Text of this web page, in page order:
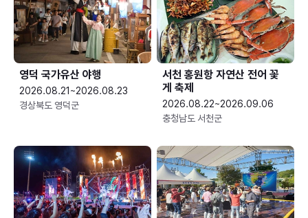
영덕 국가유산 야행
2026.08.21~2026.08.23
경상북도 영덕군
서천 홍원항 자연산 전어 꽃
게 축제
2026.08.22~2026.09.06
충청남도 서천군